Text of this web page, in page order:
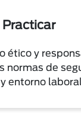
Practicar
ético y
normas de
entorno